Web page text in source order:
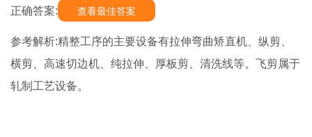
正确答案: 查看最佳答案
参考解析:精整工序的主要设备有拉伸弯曲矫直机、纵剪、
横剪、高速切边机、纯拉伸、厚板剪、清洗线等。飞剪属于
轧制工艺设备。